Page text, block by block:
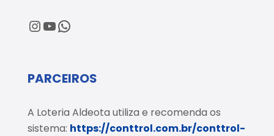
@loteriaaldeota
@loteriaaldeota
Central de Atendimento
PARCEIROS
A Loteria Aldeota utiliza e recomenda os
sistema: https://conttrol.com.br/conttrol-